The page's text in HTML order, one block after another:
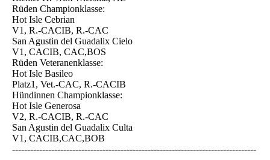
Rüden Championklasse:
Hot Isle Cebrian
V1, R.-CACIB, R.-CAC
San Agustin del Guadalix Cielo
V1, CACIB, CAC,BOS
Rüden Veteranenklasse:
Hot Isle Basileo
Platz1, Vet.-CAC, R.-CACIB
Hündinnen Championklasse:
Hot Isle Generosa
V2, R.-CACIB, R.-CAC
San Agustin del Guadalix Culta
V1, CACIB,CAC,BOB
---------------------------------------------------------------------------------